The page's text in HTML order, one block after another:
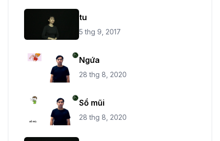
tu
5 thg 9, 2017
Ngứa
28 thg 8, 2020
Sổ mũi
28 thg 8, 2020